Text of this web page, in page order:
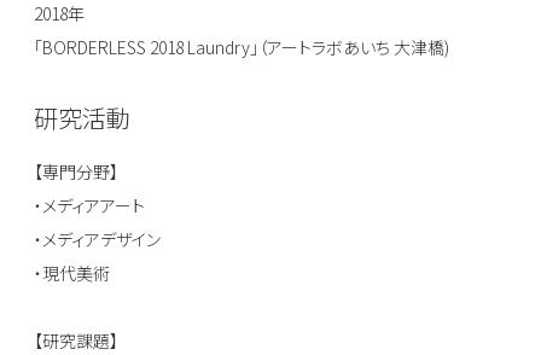
2018年
「BORDERLESS 2018 Laundry」（アートラボあいち 大津橋)
研究活動
【専門分野】
・メディアアート
・メディアデザイン
・現代美術
【研究課題】